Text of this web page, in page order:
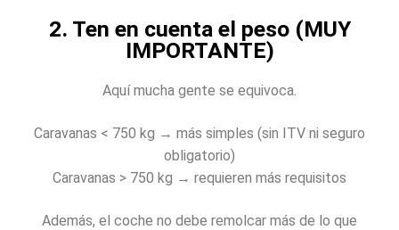
2. Ten en cuenta el peso (MUY
IMPORTANTE)
Aquí mucha gente se equivoca.
Caravanas < 750 kg → más simples (sin ITV ni seguro
obligatorio)
Caravanas > 750 kg → requieren más requisitos
Además, el coche no debe remolcar más de lo que